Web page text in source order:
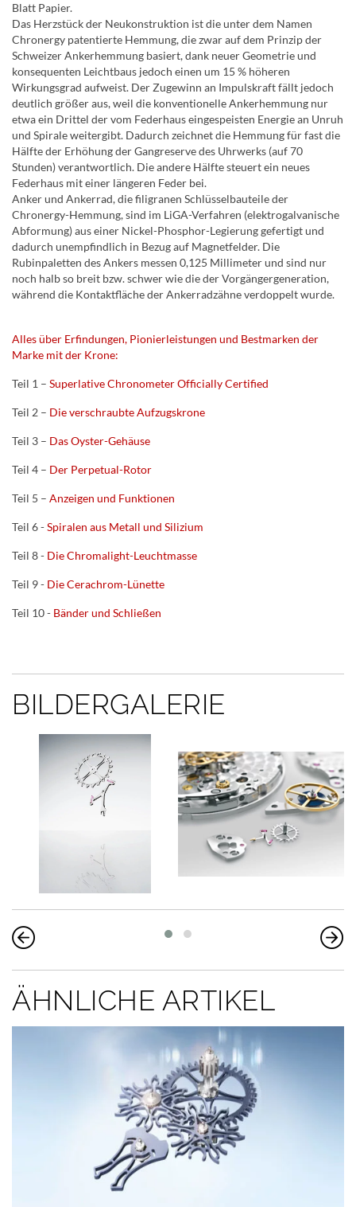
Blatt Papier.
Das Herzstück der Neukonstruktion ist die unter dem Namen
Chronergy patentierte Hemmung, die zwar auf dem Prinzip der
Schweizer Ankerhemmung basiert, dank neuer Geometrie und
konsequenten Leichtbaus jedoch einen um 15 % höheren
Wirkungsgrad aufweist. Der Zugewinn an Impulskraft fällt jedoch
deutlich größer aus, weil die konventionelle Ankerhemmung nur
etwa ein Drittel der vom Federhaus eingespeisten Energie an Unruh
und Spirale weitergibt. Dadurch zeichnet die Hemmung für fast die
Hälfte der Erhöhung der Gangreserve des Uhrwerks (auf 70
Stunden) verantwortlich. Die andere Hälfte steuert ein neues
Federhaus mit einer längeren Feder bei.
Anker und Ankerrad, die filigranen Schlüsselbauteile der
Chronergy-Hemmung, sind im LiGA-Verfahren (elektrogalvanische
Abformung) aus einer Nickel-Phosphor-Legierung gefertigt und
dadurch unempfindlich in Bezug auf Magnetfelder. Die
Rubinpaletten des Ankers messen 0,125 Millimeter und sind nur
noch halb so breit bzw. schwer wie die der Vorgängergeneration,
während die Kontaktfläche der Ankerradzähne verdoppelt wurde.
Alles über Erfindungen, Pionierleistungen und Bestmarken der
Marke mit der Krone:
Teil 1 – Superlative Chronometer Officially Certified
Teil 2 – Die verschraubte Aufzugskrone
Teil 3 – Das Oyster-Gehäuse
Teil 4 – Der Perpetual-Rotor
Teil 5 – Anzeigen und Funktionen
Teil 6 -Spiralen aus Metall und Silizium
Teil 8 - Die Chromalight-Leuchtmasse
Teil 9 - Die Cerachrom-Lünette
Teil 10 - Bänder und Schließen
BILDERGALERIE
ÄHNLICHE ARTIKEL